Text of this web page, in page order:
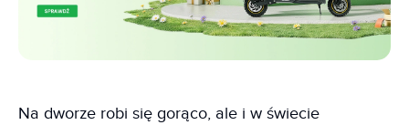
Na dworze robi się gorąco, ale i w świecie